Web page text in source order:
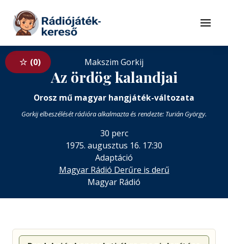
Tovább a tartalomhoz
Menü
0 Makszim Gorkij
Az ördög kalandjai
Orosz mű magyar hangjáték-változata
Gorkij elbeszélését rádióra alkalmazta és rendezte: Turián György.
30 perc
1975. augusztus 16. 17:30
Adaptáció
Magyar Rádió Derűre is derű
Magyar Rádió